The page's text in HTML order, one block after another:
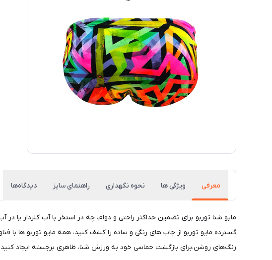
معرفی ویژگی ها نحوه نگهداری راهنمای سایز دیدگاه‌ها
رنگ‌های روشن،برای بازگشت حماسی خود به ورزش شنا، ظاهری برجسته ایجاد